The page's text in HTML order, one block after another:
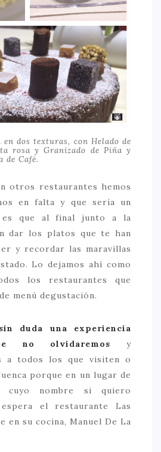
en dos texturas, con Helado de
rosa y Granizado de Piña y
de Café.
otros restaurantes hemos
en falta y que sería un
es que al final junto a la
dar los platos que te han
y recordar las maravillas
Lo dejamos ahí como
los restaurantes que
menú degustación.
duda una experiencia
no olvidaremos y
a todos los que visiten o
porque en un lugar de
cuyo nombre si quiero
espera el restaurante Las
en su cocina, Manuel De La